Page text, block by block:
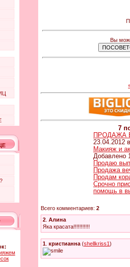
Вы
7
ПРОДАЖА
23.04.2012
Макияж и
Добавлено
Продаю
Продажа
Продам
Срочно
помощь в
Всего комментариев: 2
2 Алина
Яка красата!!!!!!!!!!!
1 кристианна (shellkriss1)